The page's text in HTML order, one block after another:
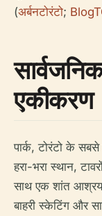
(अर्बनटोरंटो;
एकीकरण
पार्क, टोरंटो के
हरा-भरा स्थान,
साथ एक शांत आश्रय
बाहरी स्केटिंग और